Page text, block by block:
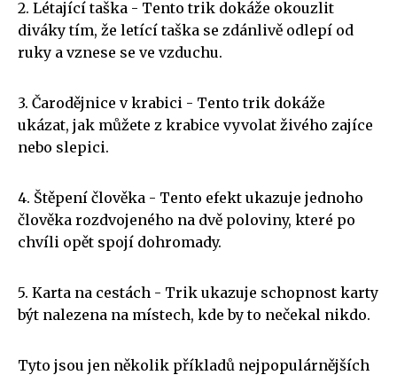
2. Létající taška - Tento trik dokáže okouzlit
diváky tím, že letící taška se zdánlivě odlepí od
ruky a vznese se ve vzduchu.
3. Čarodějnice v krabici - Tento trik dokáže
ukázat, jak můžete z krabice vyvolat živého zajíce
nebo slepici.
4. Štěpení člověka - Tento efekt ukazuje jednoho
člověka rozdvojeného na dvě poloviny, které po
chvíli opět spojí dohromady.
5. Karta na cestách - Trik ukazuje schopnost karty
být nalezena na místech, kde by to nečekal nikdo.
Tyto jsou jen několik příkladů nejpopulárnějších